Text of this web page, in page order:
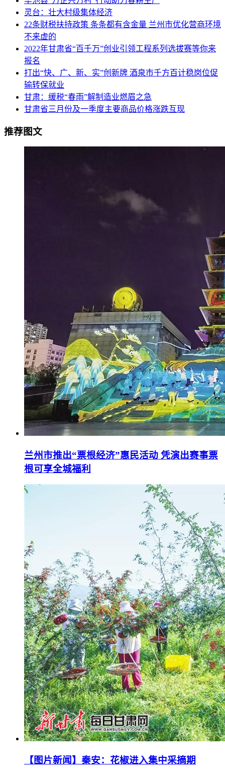
灵台：壮大村级集体经济
22条财税扶持政策 条条都有含金量 兰州市优化营商环境
不来虚的
2022年甘肃省“百千万”创业引领工程系列选拔赛等你来
报名
打出“快、广、新、实”创新牌 酒泉市千方百计稳岗位促
输转保就业
甘肃：缓税“春雨”解制造业燃眉之急
甘肃省三月份及一季度主要商品价格涨跌互现
推荐图文
兰州市推出“票根经济”惠民活动 凭演出赛事票
根可享全城福利
【图片新闻】秦安：花椒进入集中采摘期